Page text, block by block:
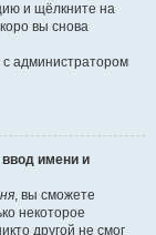
и щёлкните на
вы снова
с администратором
имени и
, вы сможете
некоторое
другой не смог